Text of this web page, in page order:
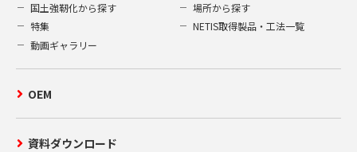
国土強靭化から探す
場所から探す
特集
NETIS取得製品・工法一覧
動画ギャラリー
OEM
資料ダウンロード